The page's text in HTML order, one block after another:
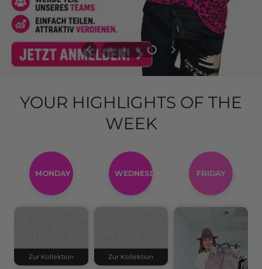
YOUR HIGHLIGHTS OF THE
WEEK
MONDAY
Zur Kollektion
WEDNESDAY
Zur Kollektion
FRIDAY